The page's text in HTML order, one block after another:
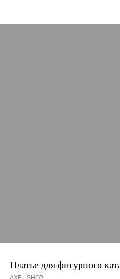
Платье для фигурного
AXEL-SHOP